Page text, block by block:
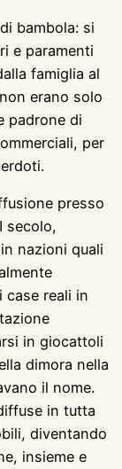
bambola: si
e paramenti
famiglia al
erano solo
padrone di
per
presso
secolo,
nazioni quali
case reali in
in giocattoli
dimora nella
il nome.
in tutta
diventando
insieme e